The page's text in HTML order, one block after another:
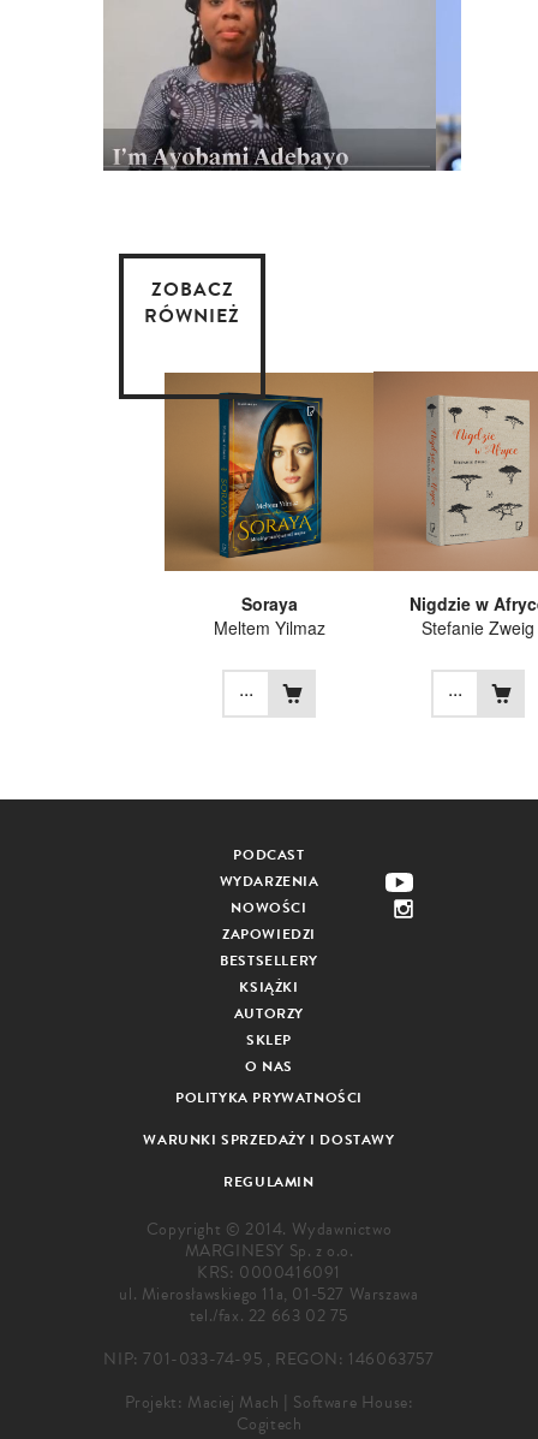
ZOBACZ
RÓWNIEŻ
Soraya
Meltem Yilmaz
...
Nigdzie w
Stefanie Zweig
...
PODCAST
WYDARZENIA
NOWOŚCI
ZAPOWIEDZI
BESTSELLERY
KSIĄŻKI
AUTORZY
SKLEP
O NAS
POLITYKA PRYWATNOŚCI
WARUNKI SPRZEDAŻY I DOSTAWY
REGULAMIN
Copyright © 2014. Wydawnictwo
MARGINESY Sp. z o.o.
KRS: 0000416091
ul. Mierosławskiego 11a, 01-527 Warszawa
tel./fax. 22 663 02 75
NIP: 701-033-74-95 , REGON: 146063757
Projekt: Maciej Mach | Software House:
Cogitech